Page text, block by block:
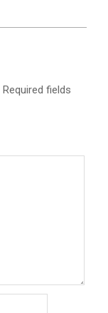
Required fields